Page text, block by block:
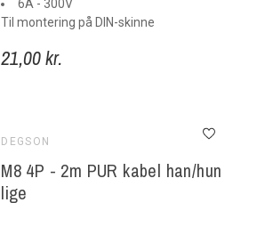
21,00 kr.
6A - 300V
Til montering på DIN-skinne
DEGSON
M8 4P - 2m PUR kabel han/hun
lige